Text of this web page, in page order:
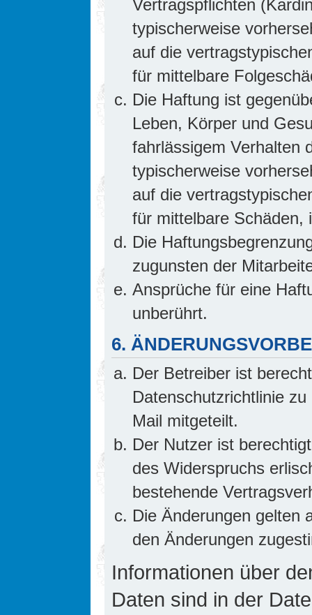
Vertragspflichten
typischerweise
auf die
für mittelbare
Die Haftung ist
Leben, Körper und
fahrlässigem Verhalten
typischerweise
auf die
für mittelbare Schäden,
Die
zugunsten der
Ansprüche für eine
unberührt.
6.
Der Betreiber ist
Datenschutzrichtlinie
Mail mitgeteilt.
Der Nutzer ist
des Widerspruchs
bestehende
Die Änderungen gelten
den Änderungen
Informationen über
Daten sind in der